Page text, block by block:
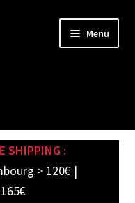
Menu
child
SHIPPING :
> 120€ |